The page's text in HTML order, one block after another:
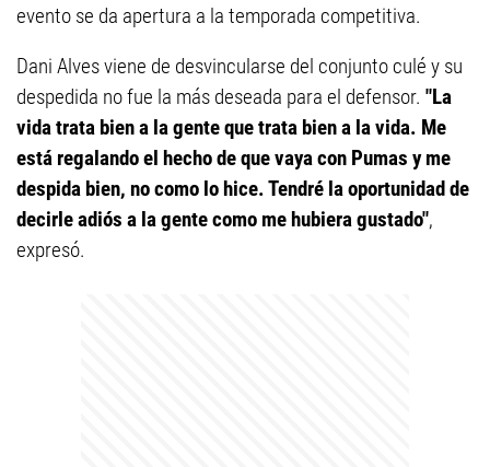
evento se da apertura a la temporada competitiva.
Dani Alves viene de desvincularse del conjunto culé y su
despedida no fue la más deseada para el defensor. "La
vida trata bien a la gente que trata bien a la vida. Me
está regalando el hecho de que vaya con Pumas y me
despida bien, no como lo hice. Tendré la oportunidad de
decirle adiós a la gente como me hubiera gustado",
expresó.